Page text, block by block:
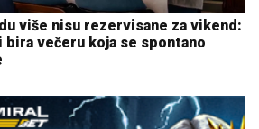
više nisu rezervisane za vikend:
večeru koja se spontano